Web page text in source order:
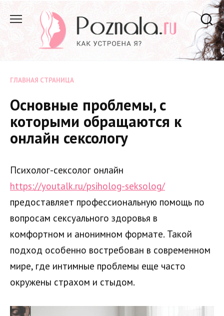
содержанию
ГЛАВНАЯ СТРАНИЦА
Основные проблемы, с
которыми обращаются к
онлайн сексологу
Психолог-сексолог онлайн
https://youtalk.ru/psiholog-seksolog/
предоставляет профессиональную помощь по
вопросам сексуального здоровья в
комфортном и анонимном формате. Такой
подход особенно востребован в современном
мире, где интимные проблемы еще часто
окружены страхом и стыдом.